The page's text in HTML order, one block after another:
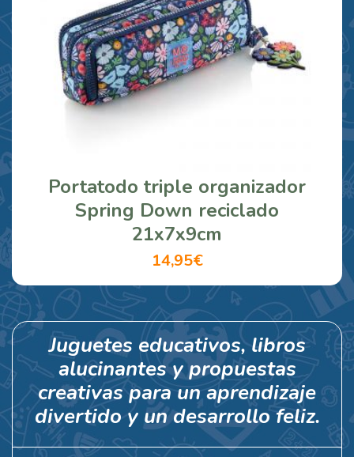
Portatodo triple organizador
Spring Down reciclado
21x7x9cm
14,95€
Juguetes educativos, libros
alucinantes y propuestas
creativas para un aprendizaje
divertido y un desarrollo feliz.